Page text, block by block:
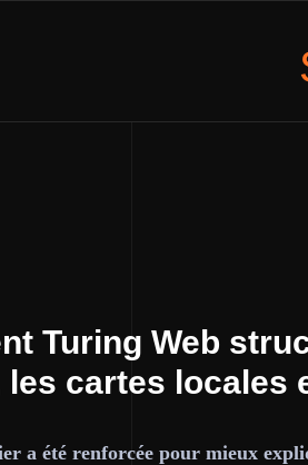
Turing Web
les cartes locales
a été renforcée pour mieux